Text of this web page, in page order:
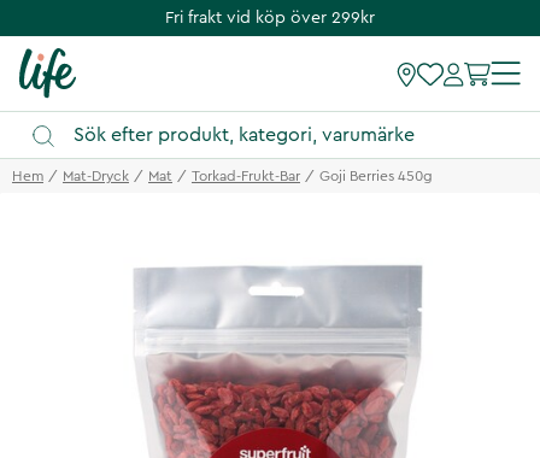
Fri frakt vid köp över 299kr
Hem Mat-Dryck Mat Torkad-Frukt-Bar Goji Berries 450g